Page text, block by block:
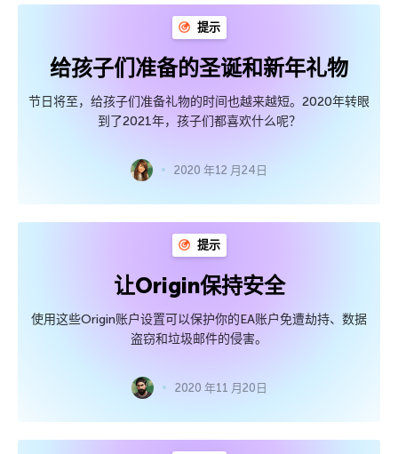
提示
给孩子们准备的圣诞和新年礼物
节日将至，给孩子们准备礼物的时间也越来越短。2020年转眼
到了2021年，孩子们都喜欢什么呢？
2020 年12 月24日
提示
让Origin保持安全
使用这些Origin账户设置可以保护你的EA账户免遭劫持、数据
盗窃和垃圾邮件的侵害。
2020 年11 月20日